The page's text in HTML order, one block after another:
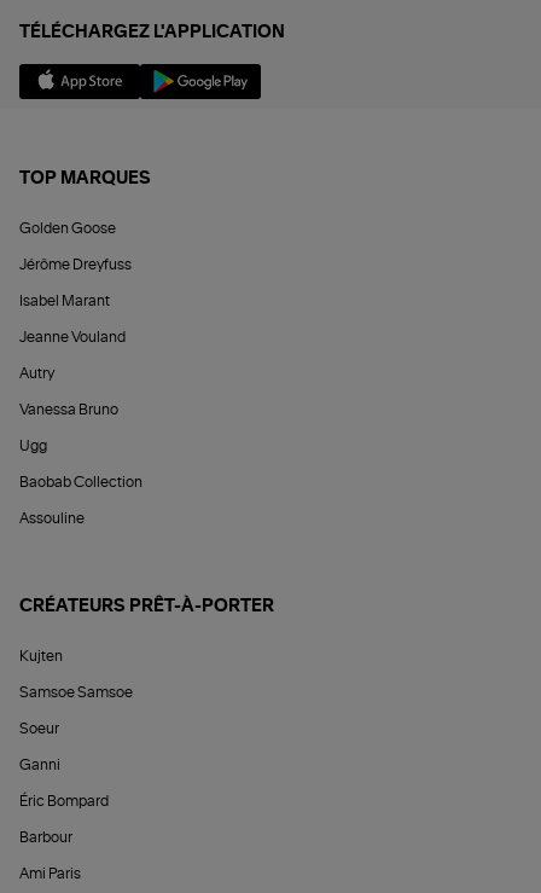
TÉLÉCHARGEZ L'APPLICATION
TOP MARQUES
Golden Goose
Jérôme Dreyfuss
Isabel Marant
Jeanne Vouland
Autry
Vanessa Bruno
Ugg
Baobab Collection
Assouline
CRÉATEURS PRÊT-À-PORTER
Kujten
Samsoe Samsoe
Soeur
Ganni
Éric Bompard
Barbour
Ami Paris